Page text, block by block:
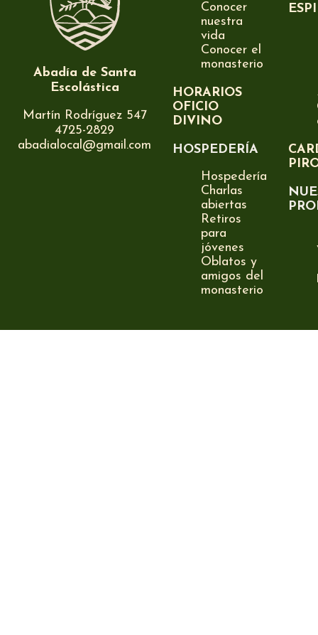
Abadía de Santa
Escolástica
Martín Rodríguez 547
4725-2829
abadialocal@gmail.com
Conocer
nuestra
vida
Conocer el
monasterio
HORARIOS
OFICIO
DIVINO
HOSPEDERÍA
Hospedería
Charlas
abiertas
Retiros
para
jóvenes
Oblatos y
amigos del
monasterio